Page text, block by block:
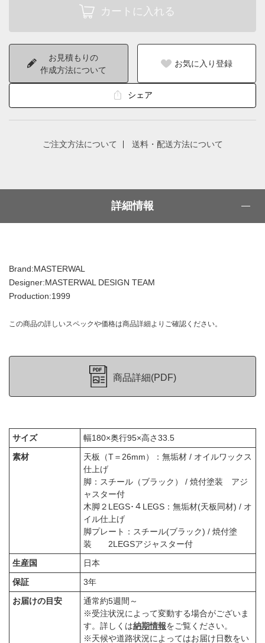
お見積もりの
作成方法について
お気に入り登録
シェア
ご注文方法について 送料・配送方法について
詳細情報
Brand:MASTERWAL
Designer:MASTERWAL DESIGN TEAM
Production:1999
この商品の詳しいスペックや価格は商品詳細よりご確認ください。
商品詳細(PDF)
サイズ
幅180×奥行95×高さ33.5
素材
天板（T＝26mm）：無垢材 / オイルワックス
仕上げ
脚：スチール（ブラック） / 焼付塗装 アジ
ャスター付
木脚２LEGS･４LEGS：無垢材(天板同材) / オ
イル仕上げ
脚プレート：スチール(ブラック) / 焼付塗
装 2LEGSアジャスター付
生産国
日本
保証
3年
お届けの目安
通常約5週間～
※受注状況によって変動する場合がございま
す。詳しくは納期情報をご覧ください。
※天候や道路状況によってはお届け日数をい